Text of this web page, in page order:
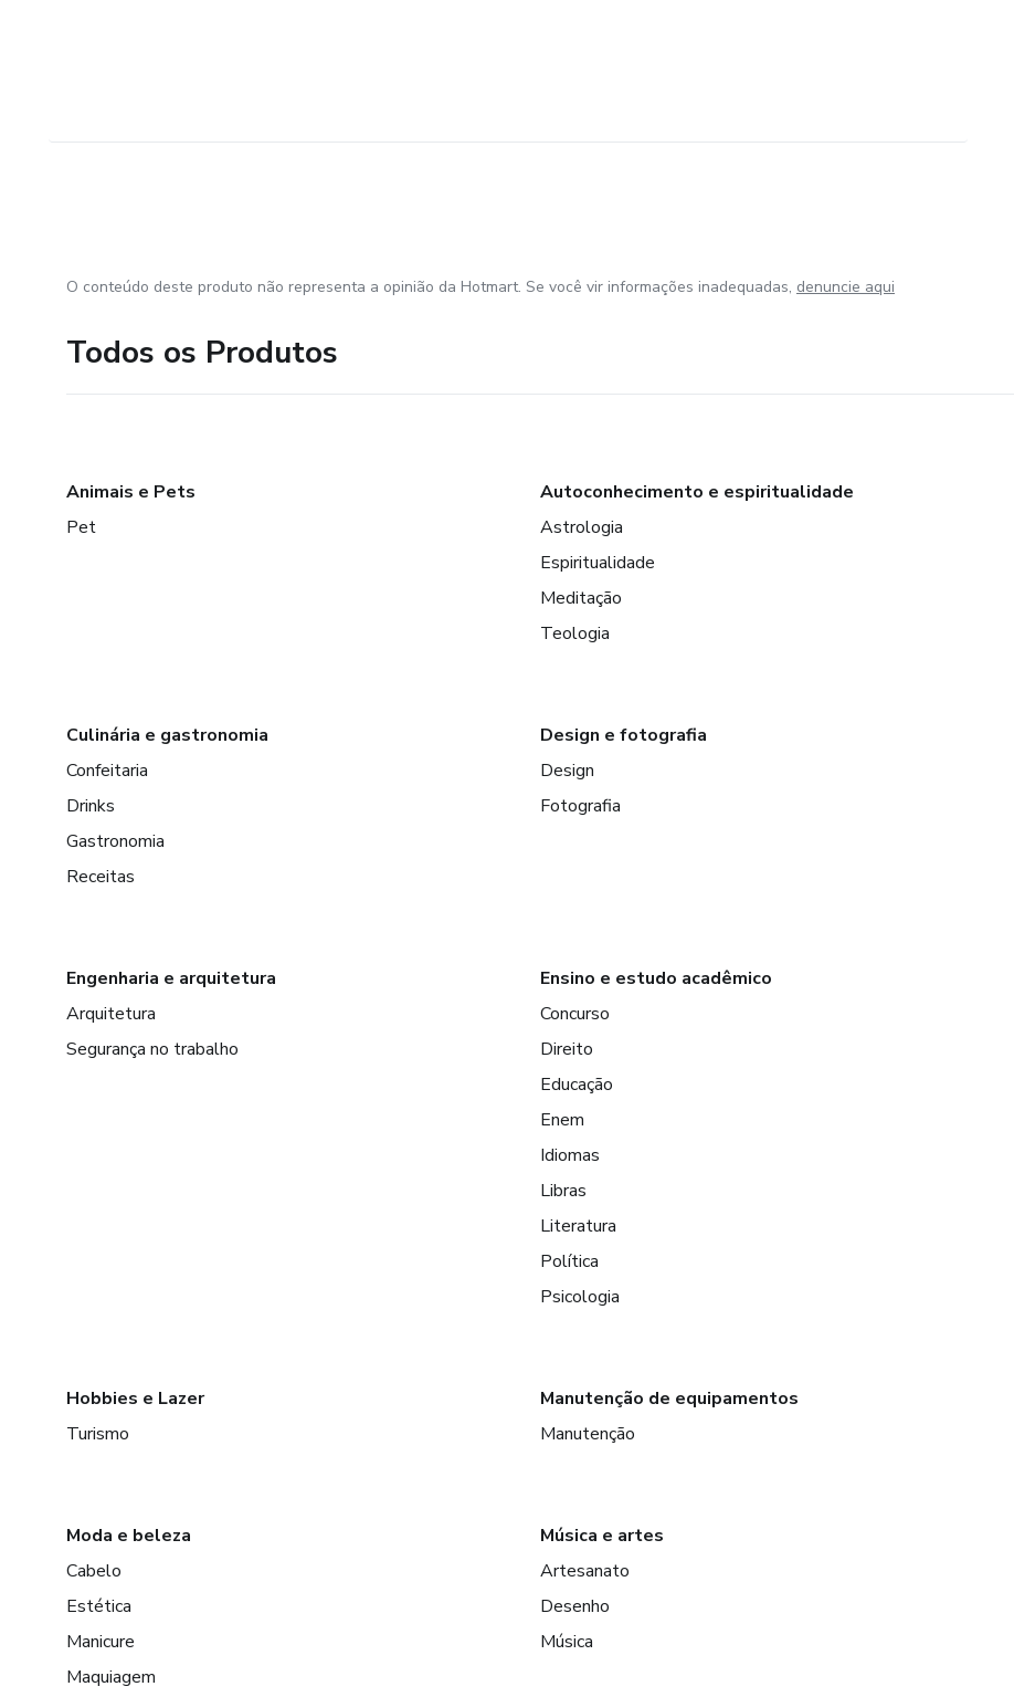
O conteúdo deste produto não representa a opinião da Hotmart. Se você vir informações inadequadas, denuncie aqui
Todos os Produtos
Animais e Pets
Pet
Autoconhecimento e espiritualidade
Astrologia
Espiritualidade
Meditação
Teologia
Culinária e gastronomia
Confeitaria
Drinks
Gastronomia
Receitas
Design e fotografia
Design
Fotografia
Engenharia e arquitetura
Arquitetura
Segurança no trabalho
Ensino e estudo acadêmico
Concurso
Direito
Educação
Enem
Idiomas
Libras
Literatura
Política
Psicologia
Hobbies e Lazer
Turismo
Manutenção de equipamentos
Manutenção
Moda e beleza
Cabelo
Estética
Manicure
Maquiagem
Música e artes
Artesanato
Desenho
Música